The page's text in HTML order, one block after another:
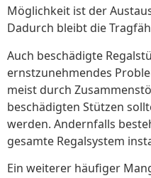
Möglichkeit ist der
Dadurch bleibt die
Auch beschädigte
ernstzunehmendes
meist durch
beschädigten Stützen
werden. Andernfalls
gesamte Regalsystem
Ein weiterer häufiger